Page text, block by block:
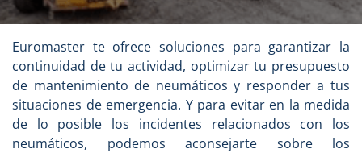
Euromaster te ofrece soluciones para garantizar la
continuidad de tu actividad, optimizar tu presupuesto
de mantenimiento de neumáticos y responder a tus
situaciones de emergencia. Y para evitar en la medida
de lo posible los incidentes relacionados con los
neumáticos, podemos aconsejarte sobre los